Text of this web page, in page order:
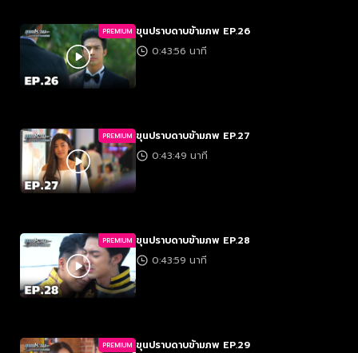
PREMIUM ขุนปราบดาบข้ามภพ EP.26
0:43:56 นาที
PREMIUM ขุนปราบดาบข้ามภพ EP.27
0:43:49 นาที
PREMIUM ขุนปราบดาบข้ามภพ EP.28
0:43:59 นาที
PREMIUM ขุนปราบดาบข้ามภพ EP.29